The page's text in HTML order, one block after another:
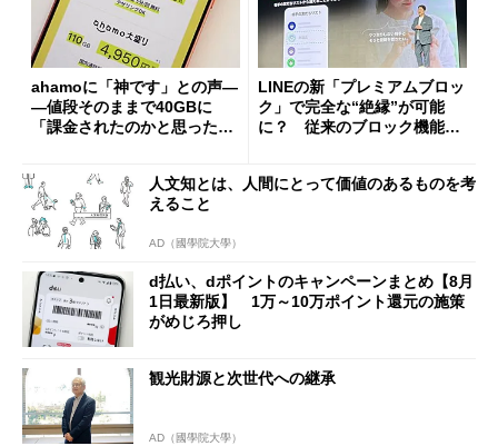
ahamoに「神です」との声―
―値段そのままで40GBに
「課金されたのかと思った」
LINEの新「プレミアムブロッ
ク」で完全な“絶縁”が可能
に？ 従来のブロック機能と
人文知とは、人間にとって価値のあるものを考
えること
AD（國學院大學）
d払い、dポイントのキャンペーンまとめ【8月
1日最新版】 1万～10万ポイント還元の施策
がめじろ押し
観光財源と次世代への継承
AD（國學院大學）